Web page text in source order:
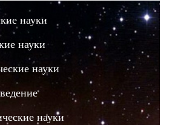
науки
науки
науки
науки